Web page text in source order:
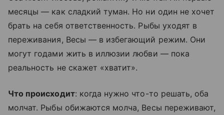
месяцы — как сладкий туман. Но ни один не хочет
брать на себя ответственность. Рыбы уходят в
переживания, Весы — в избегающий режим. Они
могут годами жить в иллюзии любви — пока
реальность не скажет «хватит».
Что происходит: когда нужно что-то решать, оба
молчат. Рыбы обижаются молча, Весы переживают,